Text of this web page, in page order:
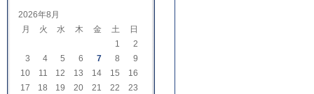
2026年8月
月
火 水 木 金 土
日
1
2
3
4 5 6 7 8
9
10
11 12 13 14 15
16
17
18 19 20 21 22
23